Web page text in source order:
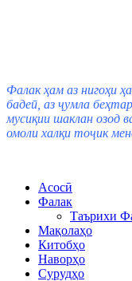
Фалак ҳам аз нигоҳи
бадеӣ, аз ҷумла
мусиқии шаклан озод
омоли халқи тоҷик
Асосӣ
Фалак
Таърихи
Мақолаҳо
Китобҳо
Наворҳо
Сурудҳо